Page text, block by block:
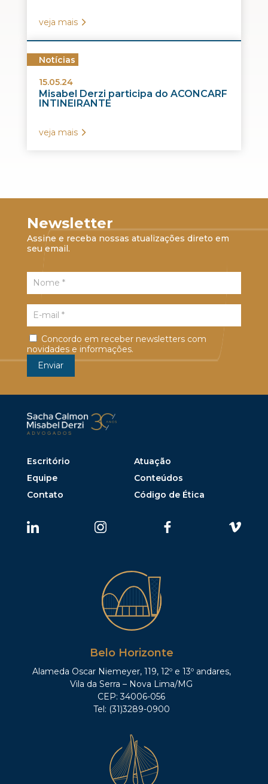
veja mais
Notícias
15.05.24
Misabel Derzi participa do ACONCARF
INTINEIRANTE
veja mais
Newsletter
Assine e receba nossas atualizações direto em
seu email.
Concordo em receber newsletters com
novidades e informações.
Escritório
Atuação
Equipe
Conteúdos
Contato
Código de Ética
Belo Horizonte
Alameda Oscar Niemeyer, 119, 12º e 13º andares,
Vila da Serra – Nova Lima/MG
CEP: 34006-056
Tel: (31)3289-0900